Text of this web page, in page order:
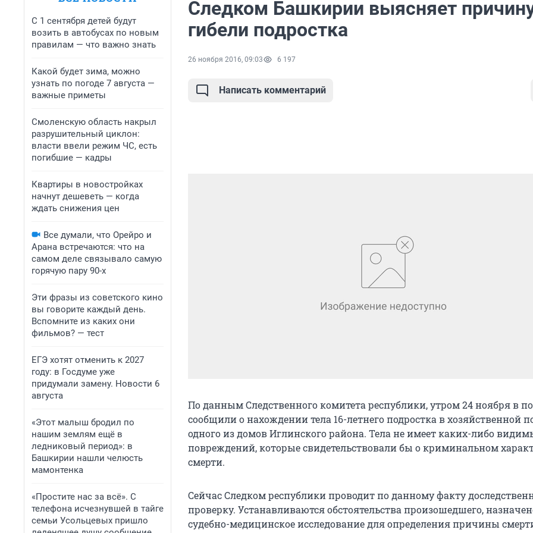
С 1 сентября детей будут
возить в автобусах по новым
правилам — что важно знать
Какой будет зима, можно
узнать по погоде 7 августа —
важные приметы
Смоленскую область накрыл
разрушительный циклон:
власти ввели режим ЧС, есть
погибшие — кадры
Квартиры в новостройках
начнут дешеветь — когда
ждать снижения цен
Все думали, что Орейро и
Арана встречаются: что на
самом деле связывало самую
горячую пару 90-х
Эти фразы из советского кино
вы говорите каждый день.
Вспомните из каких они
фильмов? — тест
ЕГЭ хотят отменить к 2027
году: в Госдуме уже
придумали замену. Новости 6
августа
«Этот малыш бродил по
нашим землям ещё в
ледниковый период»: в
Башкирии нашли челюсть
мамонтенка
«Простите нас за всё». С
телефона исчезнувшей в тайге
семьи Усольцевых пришло
Следком Башкирии выясняет
гибели подростка
26 ноября 2016, 09:03 6 197
Написать комментарий
По данным Следственного комитета республики, утром 24 ноября в
сообщили о нахождении тела 16-летнего подростка в хозяйственной
одного из домов Иглинского района. Тела не имеет каких-либо
повреждений, которые свидетельствовали бы о криминальном
смерти.
Сейчас Следком республики проводит по данному факту
проверку. Устанавливаются обстоятельства произошедшего,
судебно-медицинское исследование для определения причины